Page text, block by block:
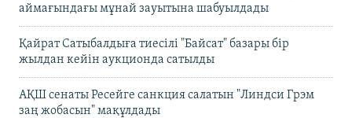
аймағындағы мұнай зауытына шабуылдады
Қайрат Сатыбалдыға тиесілі "Байсат" базары бір
жылдан кейін аукционда сатылды
АҚШ сенаты Ресейге санкция салатын "Линдси Грэм
заң жобасын" мақұлдады